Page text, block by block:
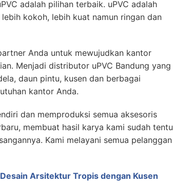
adalah pilihan terbaik. uPVC adalah
kokoh, lebih kuat namun ringan dan
Anda untuk mewujudkan kantor
Menjadi distributor uPVC Bandung yang
daun pintu, kusen dan berbagai
kantor Anda.
dan memproduksi semua aksesoris
membuat hasil karya kami sudah tentu
Kami melayani semua pelanggan
Arsitektur Tropis dengan Kusen